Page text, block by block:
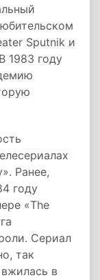
Sputnik и
1983 году
Ранее,
году
«The
Сериал
так
в